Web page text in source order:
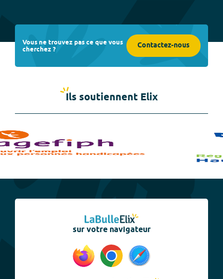
Vous ne trouvez pas ce que vous
cherchez ? Contactez-nous
Ils soutiennent Elix
sur votre navigateur